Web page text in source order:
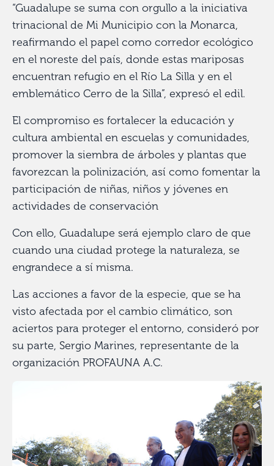
“Guadalupe se suma con orgullo a la iniciativa
trinacional de Mi Municipio con la Monarca,
reafirmando el papel como corredor ecológico
en el noreste del país, donde estas mariposas
encuentran refugio en el Río La Silla y en el
emblemático Cerro de la Silla”, expresó el edil.
El compromiso es fortalecer la educación y
cultura ambiental en escuelas y comunidades,
promover la siembra de árboles y plantas que
favorezcan la polinización, así como fomentar la
participación de niñas, niños y jóvenes en
actividades de conservación
Con ello, Guadalupe será ejemplo claro de que
cuando una ciudad protege la naturaleza, se
engrandece a sí misma.
Las acciones a favor de la especie, que se ha
visto afectada por el cambio climático, son
aciertos para proteger el entorno, consideró por
su parte, Sergio Marines, representante de la
organización PROFAUNA A.C.